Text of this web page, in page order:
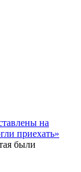
на
приехать»
были